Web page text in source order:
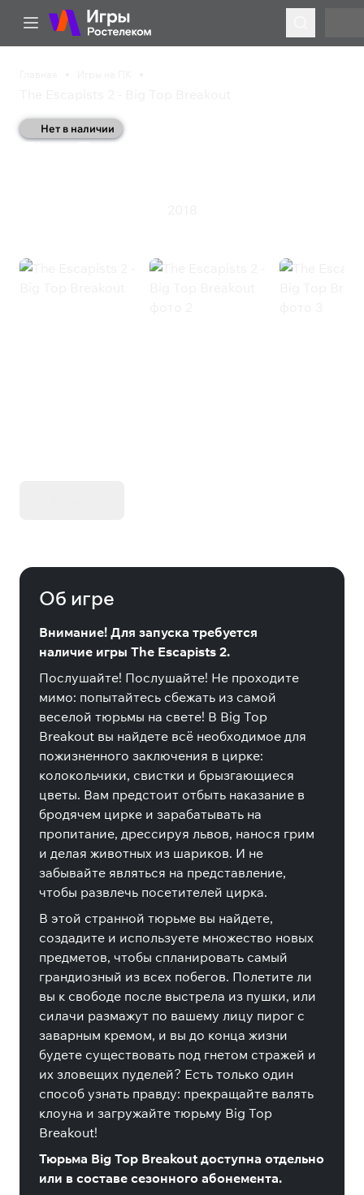
Нет в наличии
The Escapists 2 - Big Top
Об игре
Внимание! Для запуска требуется
наличие игры The Escapists 2.
Послушайте! Послушайте! Не проходите
мимо: попытайтесь сбежать из самой
веселой тюрьмы на свете! В Big Top
Breakout вы найдете всё необходимое для
пожизненного заключения в цирке:
колокольчики, свистки и брызгающиеся
цветы. Вам предстоит отбыть наказание в
бродячем цирке и зарабатывать на
пропитание, дрессируя львов, нанося грим
и делая животных из шариков. И не
забывайте являться на представление,
чтобы развлечь посетителей цирка.
В этой странной тюрьме вы найдете,
создадите и используете множество новых
предметов, чтобы спланировать самый
грандиозный из всех побегов. Полетите ли
вы к свободе после выстрела из пушки, или
силачи размажут по вашему лицу пирог с
заварным кремом, и вы до конца жизни
будете существовать под гнетом стражей и
их зловещих пуделей? Есть только один
способ узнать правду: прекращайте валять
клоуна и загружайте тюрьму Big Top
Breakout!
Тюрьма Big Top Breakout доступна отдельно
или в составе сезонного абонемента.